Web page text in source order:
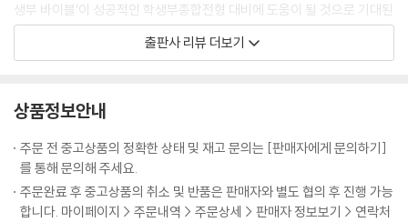
생부 바이블’이 성공적인 학생부종합전형 대비에 도움이 될 것으로 기대된
다. 더불어 학생의 희망 계열에 맞는 맞춤형 학생부 관리로 부담감을 안고
계실 선생님들께도 좋은 관리 지침서가 되었으면 한다.
출판사 리뷰 더보기
상품정보안내
주문 전 중고상품의 정확한 상태 및 재고 문의는 [판매자에게 문의하기]
를 통해 문의해 주세요.
주문완료 후 중고상품의 취소 및 반품은 판매자와 별도 협의 후 진행 가능
합니다. 마이페이지 > 주문내역 > 주문상세 > 판매자 정보보기 > 연락처